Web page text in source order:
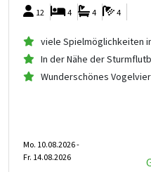
12
4
4
4
viele Spielmöglichkeiten
In der Nähe der
Wunderschönes
Mo. 10.08.2026 -
Fr. 14.08.2026